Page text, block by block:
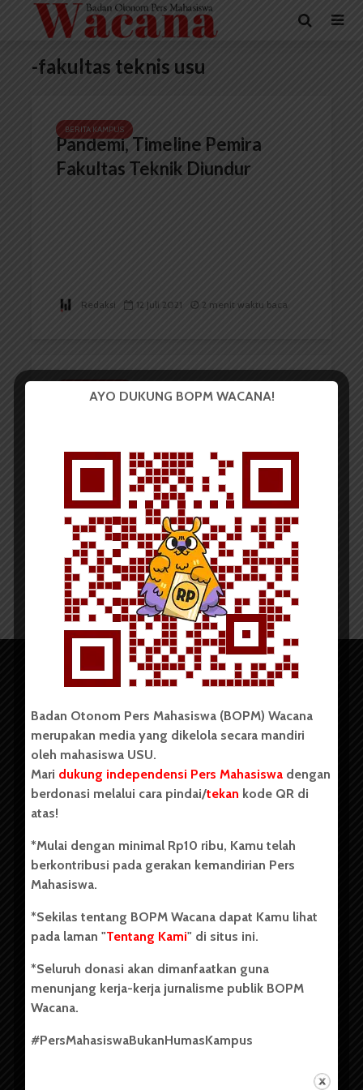
-fakultas teknis usu
BERITA KAMPUS
Pandemi, Timeline Pemira
Fakultas Teknik Diundur
Redaksi 12 Juli 2021 2 menit waktu baca
Departemen Teknik
Redaksi 28 Juni 2021 2 menit waktu baca
Copyright © 2023. All rights reserved BOPM WACANA.
Badan Otonom Pers Mahasiswa (BOPM) Wacana merupakan
pers mahasiswa yang berdiri di luar kampus dan dikelola
(USU). Sebelumnya BOPM Wacana merupakan salah satu
Unit Kegiatan Mahasiswa (UKM) di Universitas Sumatera
berdiri pada 1 Juli 1995.
Tentang Kami
AYO DUKUNG BOPM WACANA!
Badan Otonom Pers Mahasiswa (BOPM) Wacana
merupakan media yang dikelola secara mandiri
oleh mahasiswa USU.
Mari dukung independensi Pers Mahasiswa dengan
berdonasi melalui cara pindai/tekan kode QR di
atas!
*Mulai dengan minimal Rp10 ribu, Kamu telah
berkontribusi pada gerakan kemandirian Pers
Mahasiswa.
*Sekilas tentang BOPM Wacana dapat Kamu lihat
pada laman "Tentang Kami" di situs ini.
*Seluruh donasi akan dimanfaatkan guna
menunjang kerja-kerja jurnalisme publik BOPM
Wacana.
#PersMahasiswaBukanHumasKampus